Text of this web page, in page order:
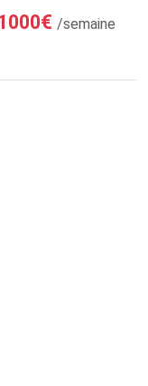
/semaine